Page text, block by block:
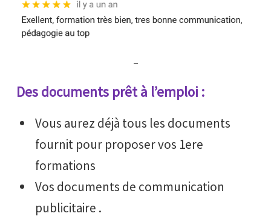
–
Des documents prêt à l’emploi :
Vous aurez déjà tous les documents
fournit pour proposer vos 1ere
formations
Vos documents de communication
publicitaire .